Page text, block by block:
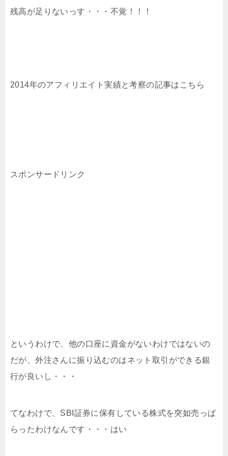
残高が足りないっす・・・不覚！！！
2014年のアフィリエイト実績と考察の記事はこちら
スポンサードリンク
というわけで、他の口座に資金がないわけではないの
だが、外注さんに振り込むのはネット取引ができる銀
行が良いし・・・
てなわけで、SBI証券に保有している株式を突如売っぱ
らったわけなんです・・・はい